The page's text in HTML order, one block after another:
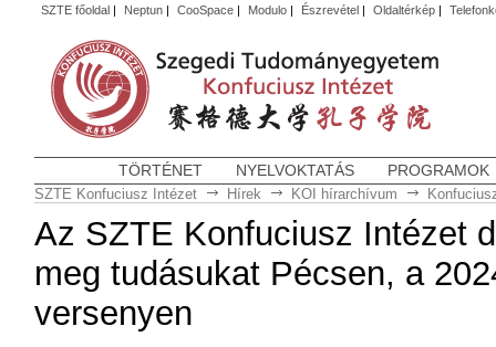
SZTE főoldal| Neptun| CooSpace| Modulo| Észrevétel| Oldaltérkép|
TÖRTÉNET NYELVOKTATÁS PROGRAMOK
SZTE Konfuciusz Intézet Hírek KOI hírarchívum
Az SZTE Konfuciusz Intézet
meg tudásukat Pécsen, a
versenyen